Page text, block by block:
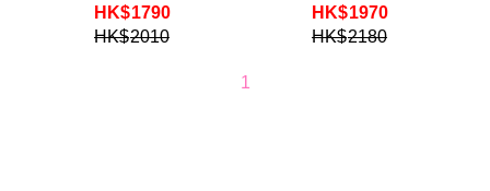
HK$1790
HK$2010
HK$1970
HK$2180
1